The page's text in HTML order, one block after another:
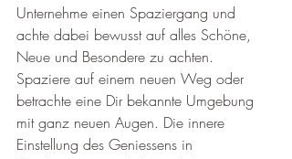
Unternehme einen Spaziergang und
achte dabei bewusst auf alles Schöne,
Neue und Besondere zu achten.
Spaziere auf einem neuen Weg oder
betrachte eine Dir bekannte Umgebung
mit ganz neuen Augen. Die innere
Einstellung des Geniessens in